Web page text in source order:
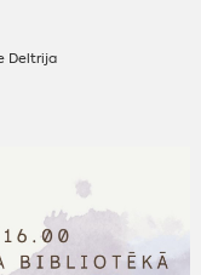
Deltrija